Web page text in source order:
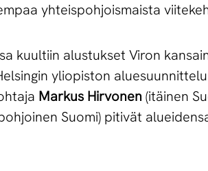
yhteispohjoismaista
kuultiin alustukset Viron
yliopiston
Markus Hirvonen(itäinen
Suomi) pitivät